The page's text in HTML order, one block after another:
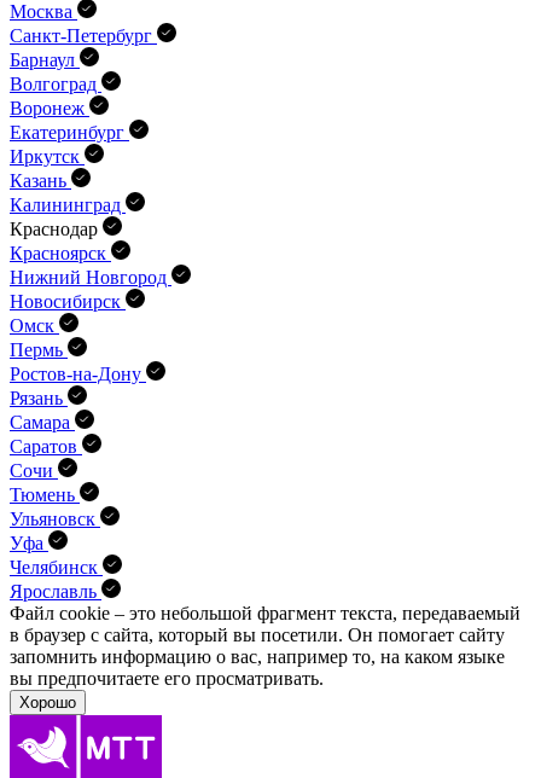
Москва
Санкт-Петербург
Барнаул
Волгоград
Воронеж
Екатеринбург
Иркутск
Казань
Калининград
Краснодар
Красноярск
Нижний Новгород
Новосибирск
Омск
Пермь
Ростов-на-Дону
Рязань
Самара
Саратов
Сочи
Тюмень
Ульяновск
Уфа
Челябинск
Ярославль
Файл cookie – это небольшой фрагмент текста, передава­емый
в браузер с сайта, который вы посетили. Он помо­гает сайту
запомнить информацию о вас, например то, на каком языке
вы предпочитаете его просматривать.
Хорошо